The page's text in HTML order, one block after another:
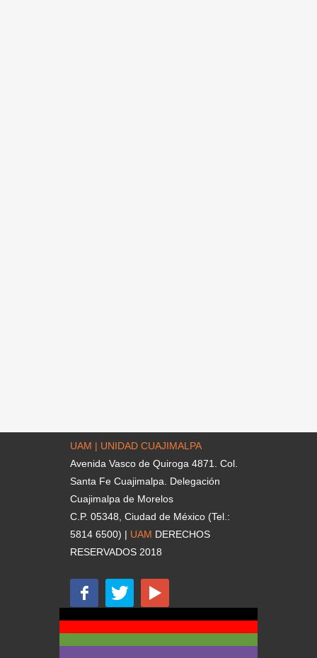
UAM | UNIDAD CUAJIMALPA
Avenida Vasco de Quiroga 4871. Col.
Santa Fe Cuajimalpa. Delegación
Cuajimalpa de Morelos
C.P. 05348, Ciudad de México (Tel.:
5814 6500) | UAM DERECHOS
RESERVADOS 2018